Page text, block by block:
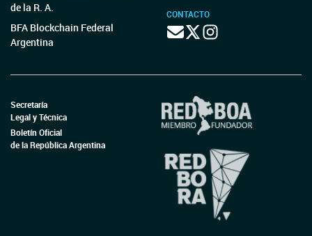
de la R. A.
BFA Blockchain Federal
Argentina
CONTACTO
Secretaría
Legal y Técnica
Boletín Oficial
de la República Argentina